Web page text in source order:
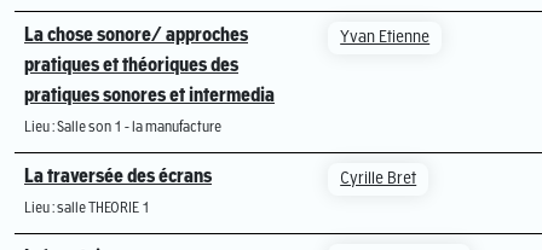
La chose sonore/ approches
pratiques et théoriques des
pratiques sonores et intermedia
Lieu : Salle son 1 - la manufacture
Yvan Etienne
La traversée des écrans
Lieu : salle THEORIE 1
Cyrille Bret